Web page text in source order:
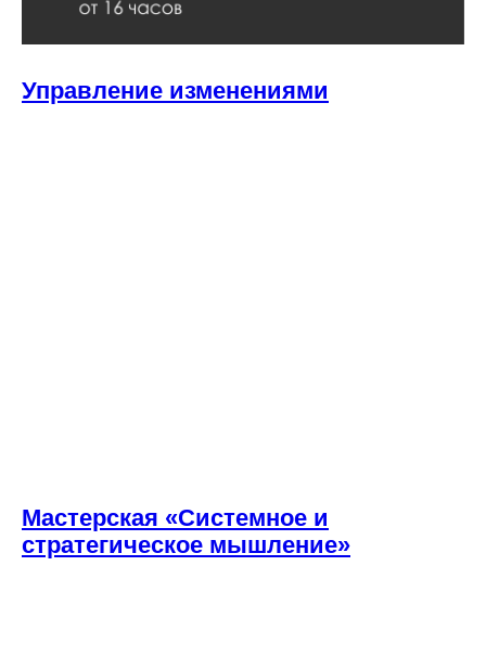
Управление изменениями
Мастерская «Системное и
стратегическое мышление»